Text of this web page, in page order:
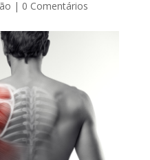
| 0 Comentários